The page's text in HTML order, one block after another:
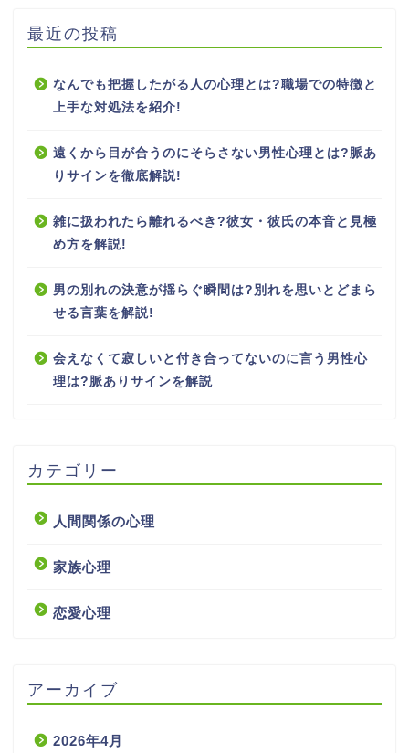
最近の投稿
なんでも把握したがる人の心理とは?職場での特徴と
上手な対処法を紹介!
遠くから目が合うのにそらさない男性心理とは?脈あ
りサインを徹底解説!
雑に扱われたら離れるべき?彼女・彼氏の本音と見極
め方を解説!
男の別れの決意が揺らぐ瞬間は?別れを思いとどまら
せる言葉を解説!
会えなくて寂しいと付き合ってないのに言う男性心
理は?脈ありサインを解説
カテゴリー
人間関係の心理
家族心理
恋愛心理
アーカイブ
2026年4月